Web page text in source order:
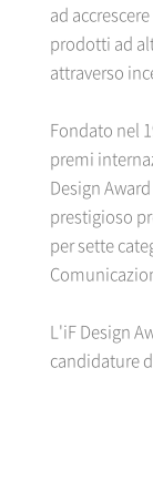
ad
prodotti ad
attraverso
Fondato nel
premi
Design
prestigioso
per sette
L'iF Design
candidature